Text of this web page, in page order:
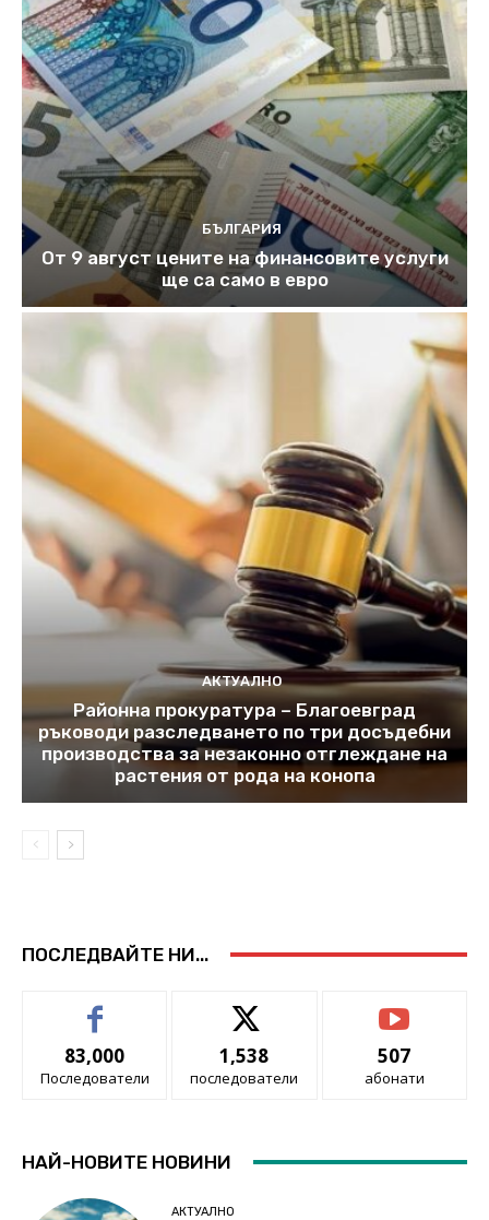
БЪЛГАРИЯ
От 9 август цените на финансовите услуги
ще са само в евро
АКТУАЛНО
Районна прокуратура – Благоевград
ръководи разследването по три досъдебни
производства за незаконно отглеждане на
растения от рода на конопа
ПОСЛЕДВАЙТЕ НИ...
83,000
Последователи
1,538
последователи
507
абонати
НАЙ-НОВИТЕ НОВИНИ
АКТУАЛНО